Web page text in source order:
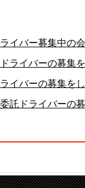
イバー募集中の
ライバーの募集
イバーの募集を
託ドライバーの